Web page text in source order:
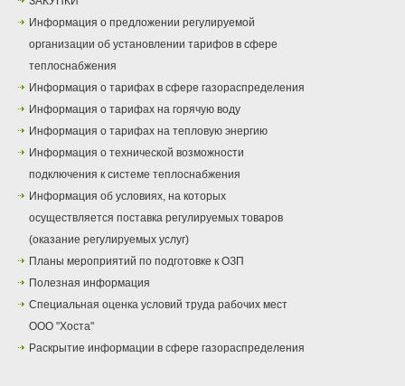
Информация о предложении регулируемой
организации об установлении тарифов в сфере
теплоснабжения
Информация о тарифах в сфере газораспределения
Информация о тарифах на горячую воду
Информация о тарифах на тепловую энергию
Информация о технической возможности
подключения к системе теплоснабжения
Информация об условиях, на которых
осуществляется поставка регулируемых товаров
(оказание регулируемых услуг)
Планы мероприятий по подготовке к ОЗП
Полезная информация
Специальная оценка условий труда рабочих мест
ООО "Хоста"
Раскрытие информации в сфере газораспределения